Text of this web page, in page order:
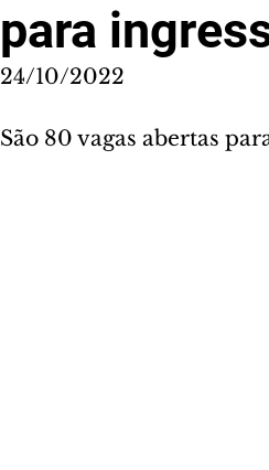
para
24/10/2022
São 80 vagas abertas